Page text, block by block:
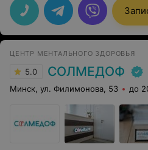
мнение. Душа за подругу болит.
один,единственный родной
лет,как вдова. Как помочь
ЦЕНТР МЕНТАЛЬНОГО ЗДОРОВЬЯ
5.0 СОЛМЕДОФ
Минск, ул. Филимонова, 53 до